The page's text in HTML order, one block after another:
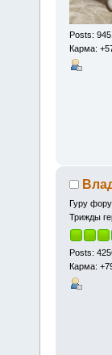
Posts:
Карма:
Гуру
Трижды
Posts:
Карма: